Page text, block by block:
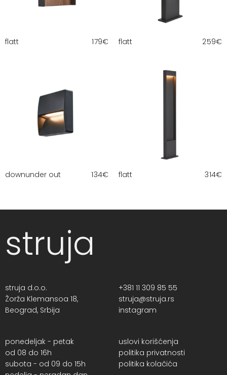
flatt 179€ flatt 259€
downunder out 134€ flatt 314€
struja
struja d.o.o.
Žorža Klemansoa 18,
Beograd, Srbija
+381 11 309 85 55
struja@struja.rs
instagram
ponedeljak - petak
od 08 do 16h
subota - od 09 do 15h
uslovi korišćenja
politika privatnosti
politika kolačića